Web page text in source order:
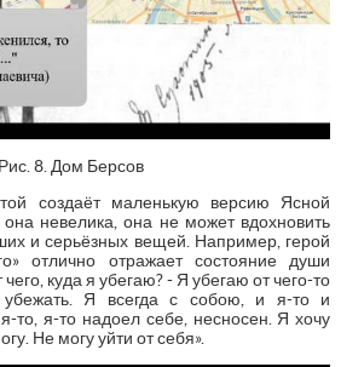
Рис. 8. Дом Берсов
создаёт маленькую версию Ясной
невелика, она не может вдохновить
и серьёзных вещей. Например, герой
отлично отражает состояние души
куда я убегаю? - Я убегаю от чего-то
Я всегда с собою, и я-то и
то, я-то надоел себе, несносен. Я хочу
Не могу уйти от себя».